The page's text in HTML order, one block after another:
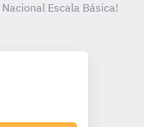
Escala Básica!